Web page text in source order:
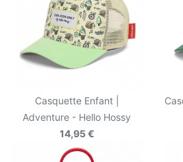
Casquette Enfant |
Adventure - Hello Hossy
14,95 €